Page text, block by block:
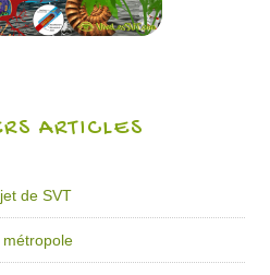
ARTICLES
de SVT